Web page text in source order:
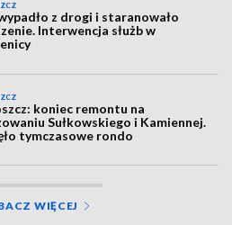
z drogi i staranowało
Interwencja służb w
koniec remontu na
Sułkowskiego i Kamiennej.
tymczasowe rondo
WIĘCEJ